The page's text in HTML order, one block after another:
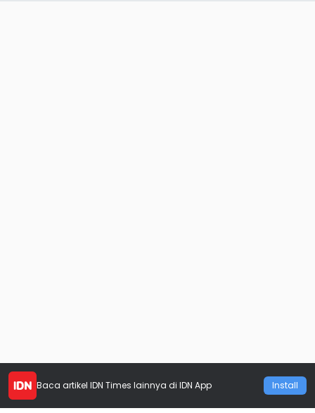
Baca artikel IDN Times lainnya di IDN App Install